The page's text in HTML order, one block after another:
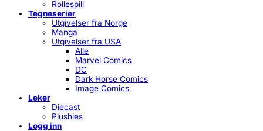
Rollespill
Tegneserier
Utgivelser fra Norge
Manga
Utgivelser fra USA
Alle
Marvel Comics
DC
Dark Horse Comics
Image Comics
Leker
Diecast
Plushies
Logg inn